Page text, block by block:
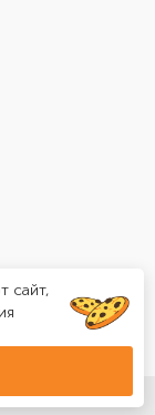
2025
сайт,